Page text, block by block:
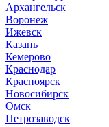
Архангельск
Воронеж
Ижевск
Казань
Кемерово
Краснодар
Красноярск
Новосибирск
Омск
Петрозаводск